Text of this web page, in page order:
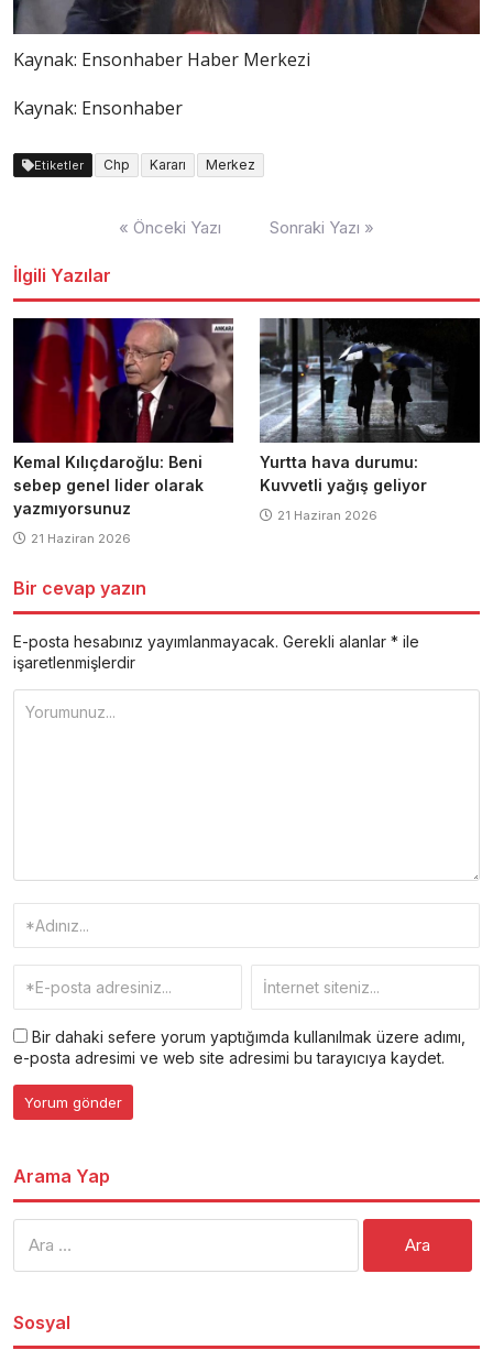
Kaynak: Ensonhaber Haber Merkezi
Kaynak: Ensonhaber
Etiketler Chp Kararı Merkez
« Önceki Yazı Sonraki Yazı »
İlgili Yazılar
Kemal Kılıçdaroğlu: Beni
sebep genel lider olarak
yazmıyorsunuz
21 Haziran 2026
Yurtta hava durumu:
Kuvvetli yağış geliyor
21 Haziran 2026
Bir cevap yazın
E-posta hesabınız yayımlanmayacak. Gerekli alanlar * ile
işaretlenmişlerdir
Bir dahaki sefere yorum yaptığımda kullanılmak üzere adımı,
e-posta adresimi ve web site adresimi bu tarayıcıya kaydet.
Arama Yap
Sosyal